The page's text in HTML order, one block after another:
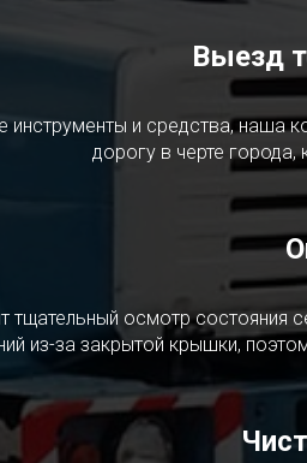
Выезд
инструменты и средства,
дорогу в черте города,
тщательный осмотр состояния
из-за закрытой крышки,